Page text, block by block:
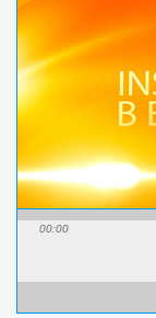
00:00